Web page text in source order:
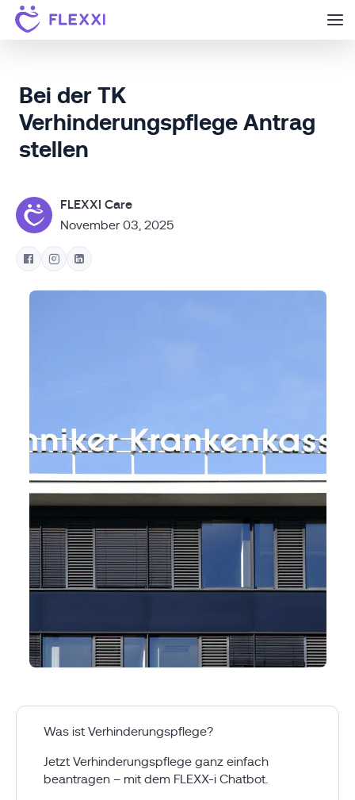
Bei der TK
Verhinderungspflege Antrag
stellen
FLEXXI Care
November 03, 2025
Was ist Verhinderungspflege?
Jetzt Verhinderungspflege ganz einfach
beantragen – mit dem FLEXX-i Chatbot.